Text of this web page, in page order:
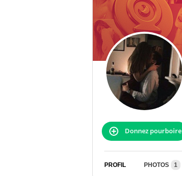
Donnez pourboire
PROFIL PHOTOS 1